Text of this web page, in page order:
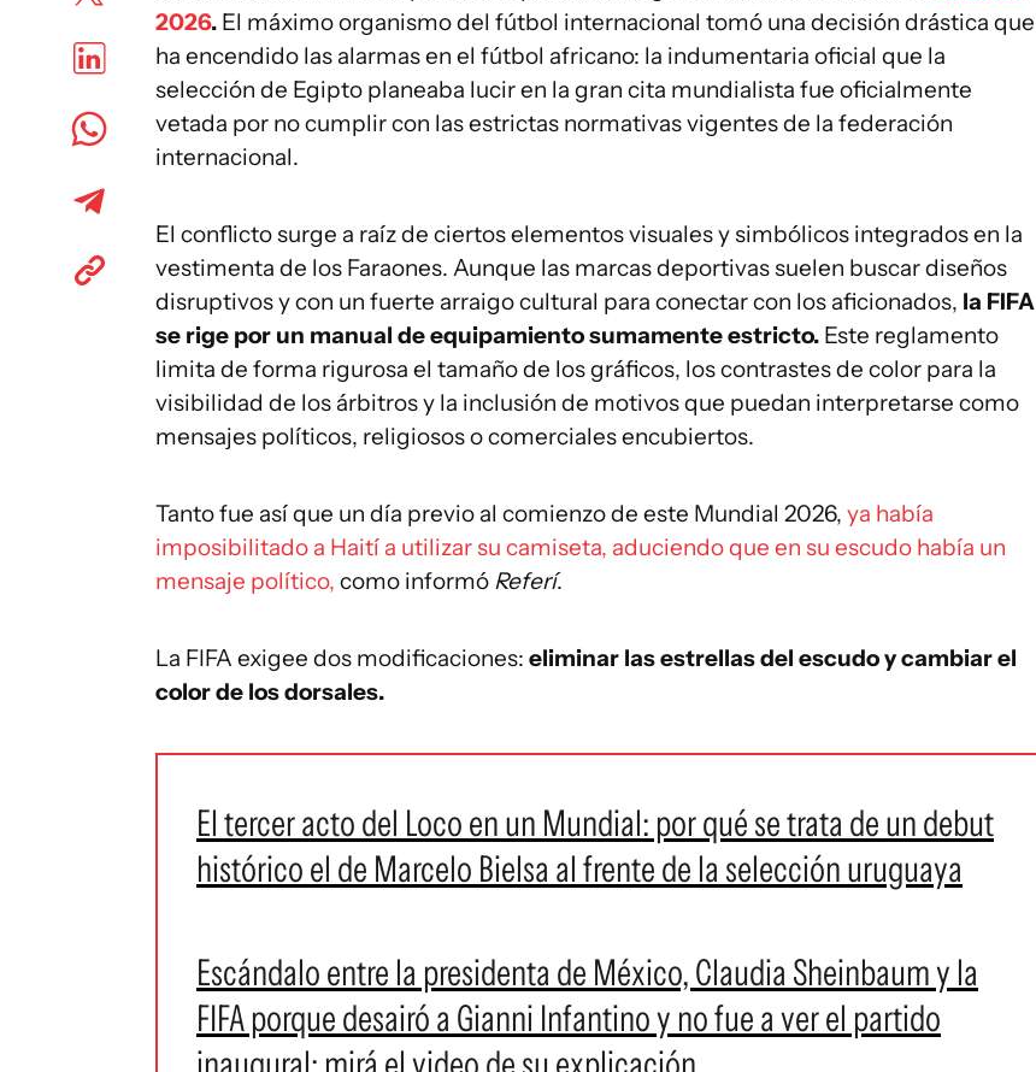
2026. El máximo organismo del fútbol internacional tomó una decisión drástica que
ha encendido las alarmas en el fútbol africano: la indumentaria oficial que la
selección de Egipto planeaba lucir en la gran cita mundialista fue oficialmente
vetada por no cumplir con las estrictas normativas vigentes de la federación
internacional.
El conflicto surge a raíz de ciertos elementos visuales y simbólicos integrados en la
vestimenta de los Faraones. Aunque las marcas deportivas suelen buscar diseños
disruptivos y con un fuerte arraigo cultural para conectar con los aficionados, la FIFA
se rige por un manual de equipamiento sumamente estricto. Este reglamento
limita de forma rigurosa el tamaño de los gráficos, los contrastes de color para la
visibilidad de los árbitros y la inclusión de motivos que puedan interpretarse como
mensajes políticos, religiosos o comerciales encubiertos.
Tanto fue así que un día previo al comienzo de este Mundial 2026, ya había
imposibilitado a Haití a utilizar su camiseta, aduciendo que en su escudo había un
mensaje político, como informó Referí.
La FIFA exigee dos modificaciones: eliminar las estrellas del escudo y cambiar el
color de los dorsales.
El tercer acto del Loco en un Mundial: por qué se trata de un debut
histórico el de Marcelo Bielsa al frente de la selección uruguaya
Escándalo entre la presidenta de México, Claudia Sheinbaum y la
FIFA porque desairó a Gianni Infantino y no fue a ver el partido